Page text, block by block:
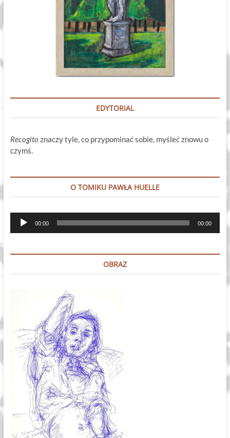
EDYTORIAL
Recogito znaczy tyle, co przypominać sobie, myśleć znowu o
czymś.
O TOMIKU PAWŁA HUELLE
Odtwarzacz
plików
00:00 00:00
OBRAZ